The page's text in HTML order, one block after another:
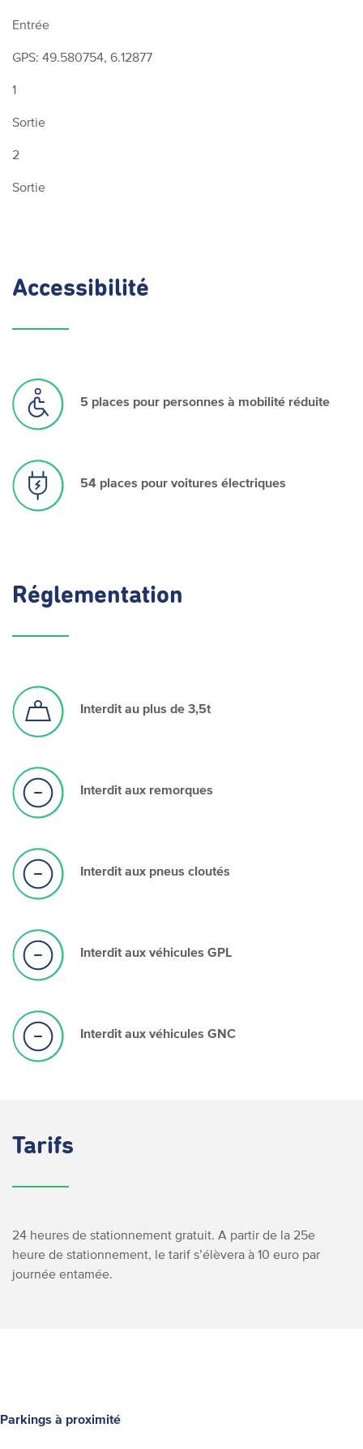
Entrée
GPS: 49.580754, 6.12877
1
Sortie
2
Sortie
Accessibilité
5 places pour personnes à mobilité réduite
54 places pour voitures électriques
Réglementation
Interdit au plus de 3,5t
Interdit aux remorques
Interdit aux pneus cloutés
Interdit aux véhicules GPL
Interdit aux véhicules GNC
Tarifs
24 heures de stationnement gratuit. A partir de la 25e
heure de stationnement, le tarif s’élèvera à 10 euro par
journée entamée.
Parkings à proximité